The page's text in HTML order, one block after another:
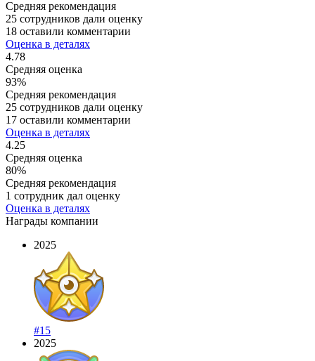
Средняя рекомендация
25 сотрудников дали оценку
18 оставили комментарии
Оценка в деталях
4.78
Средняя оценка
93%
Средняя рекомендация
25 сотрудников дали оценку
17 оставили комментарии
Оценка в деталях
4.25
Средняя оценка
80%
Средняя рекомендация
1 сотрудник дал оценку
Оценка в деталях
Награды компании
2025
#15
2025